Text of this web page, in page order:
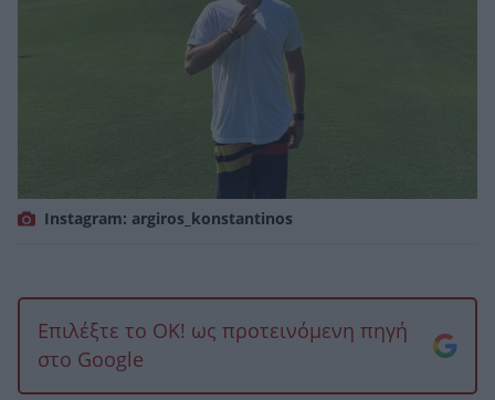
Instagram: argiros_konstantinos
Επιλέξτε το OK! ως προτεινόμενη πηγή
στο Google